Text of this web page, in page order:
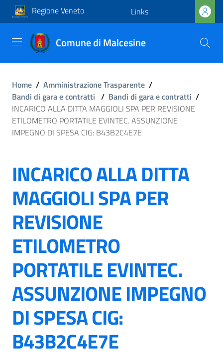
Regione Veneto Links
Comune di Malcesine
Home / Amministrazione Trasparente /
Bandi di gara e contratti / Bandi di gara e contratti /
INCARICO ALLA DITTA MAGGIOLI SPA PER REVISIONE
ETILOMETRO PORTATILE EVINTEC. ASSUNZIONE
IMPEGNO DI SPESA CIG: B43B2C4E7E
INCARICO ALLA DITTA
MAGGIOLI SPA PER
REVISIONE
ETILOMETRO
PORTATILE EVINTEC.
ASSUNZIONE IMPEGNO
DI SPESA CIG:
B43B2C4E7E